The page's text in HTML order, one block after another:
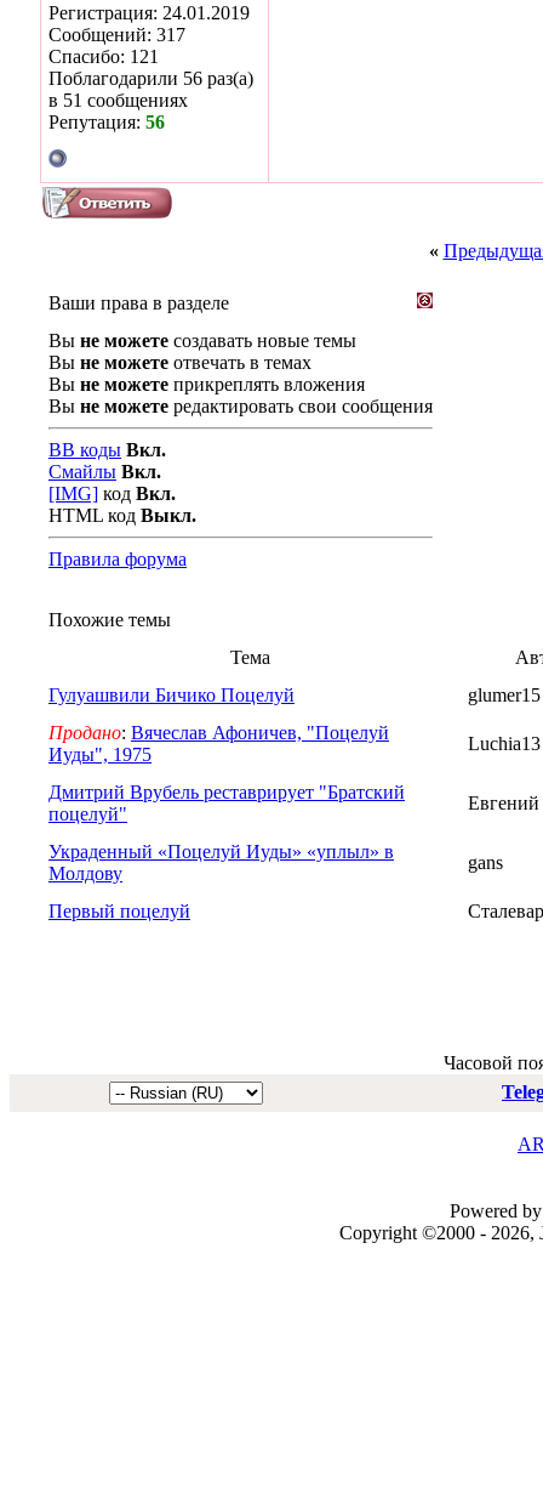
Регистрация: 24.01.2019
Сообщений: 317
Спасибо: 121
Поблагодарили 56 раз(а)
в 51 сообщениях
Репутация: 56
«
Ваши права в разделе
Вы не можете создавать новые темы
Вы не можете отвечать в темах
Вы не можете прикреплять вложения
Вы не можете редактировать свои сообщения
BB коды Вкл.
Смайлы Вкл.
[IMG] код Вкл.
HTML код Выкл.
Правила форума
Похожие темы
Тема
Гулуашвили Бичико Поцелуй
glumer15
Продано: Вячеслав Афоничев, "Поцелуй
Иуды", 1975
Luchia13
Дмитрий Врубель реставрирует "Братский
поцелуй"
Евгений
Украденный «Поцелуй Иуды» «уплыл» в
Молдову
gans
Первый поцелуй Сталевар
Часовой
Powered
Copyright ©2000 - 2026,